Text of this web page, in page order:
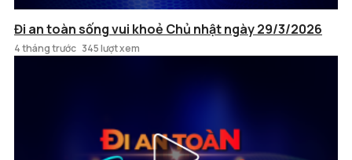
Đi an toàn sống vui khoẻ Chủ nhật ngày 29/3/2026
4 tháng trước 345 lượt xem